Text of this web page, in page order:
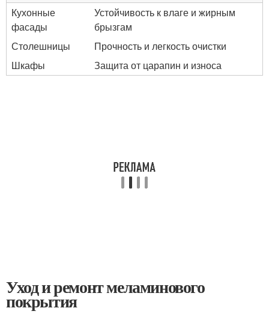
Кухонные
фасады
Устойчивость к влаге и жирным
брызгам
Столешницы
Прочность и легкость очистки
Шкафы
Защита от царапин и износа
Уход и ремонт меламинового
покрытия